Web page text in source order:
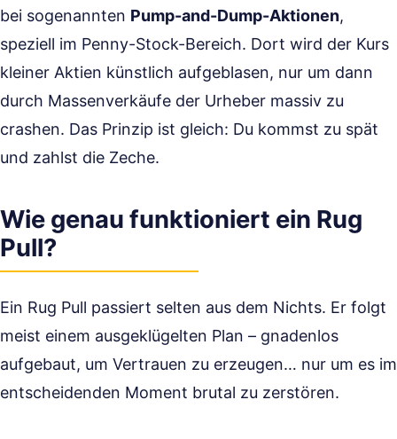
bei sogenannten Pump-and-Dump-Aktionen,
speziell im Penny-Stock-Bereich. Dort wird der Kurs
kleiner Aktien künstlich aufgeblasen, nur um dann
durch Massenverkäufe der Urheber massiv zu
crashen. Das Prinzip ist gleich: Du kommst zu spät
und zahlst die Zeche.
Wie genau funktioniert ein Rug
Pull?
Ein Rug Pull passiert selten aus dem Nichts. Er folgt
meist einem ausgeklügelten Plan – gnadenlos
aufgebaut, um Vertrauen zu erzeugen… nur um es im
entscheidenden Moment brutal zu zerstören.